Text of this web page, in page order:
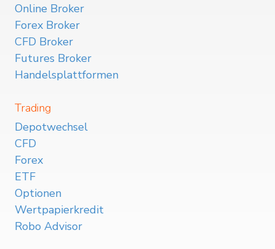
Online Broker
Forex Broker
CFD Broker
Futures Broker
Handelsplattformen
Trading
Depotwechsel
CFD
Forex
ETF
Optionen
Wertpapierkredit
Robo Advisor